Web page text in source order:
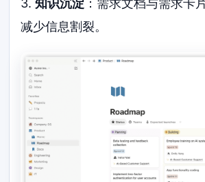
3.知识沉淀 ：需求文档与需求卡
减少信息割裂。